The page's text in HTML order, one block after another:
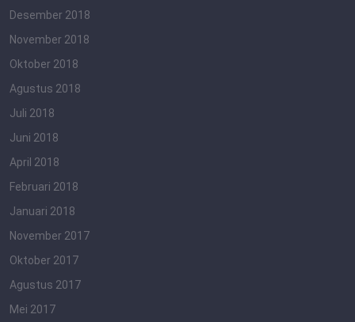
Desember 2018
November 2018
Oktober 2018
Agustus 2018
Juli 2018
Juni 2018
April 2018
Februari 2018
Januari 2018
November 2017
Oktober 2017
Agustus 2017
Mei 2017